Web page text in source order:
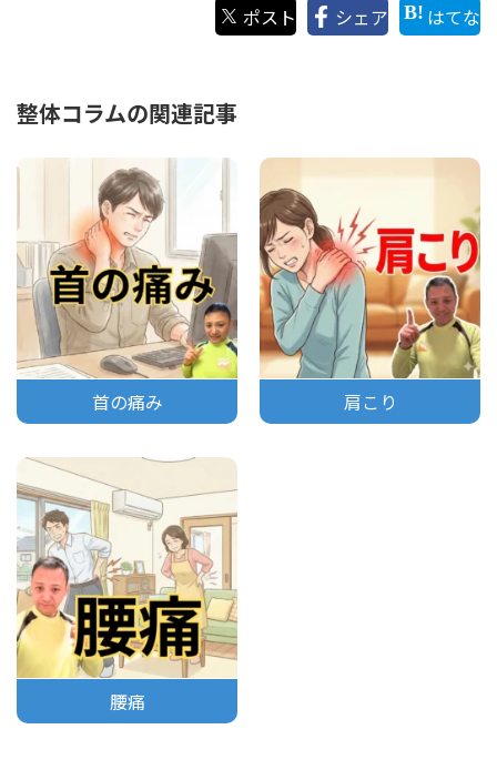
ポスト シェア はてな
整体コラムの関連記事
首の痛み 肩こり
腰痛